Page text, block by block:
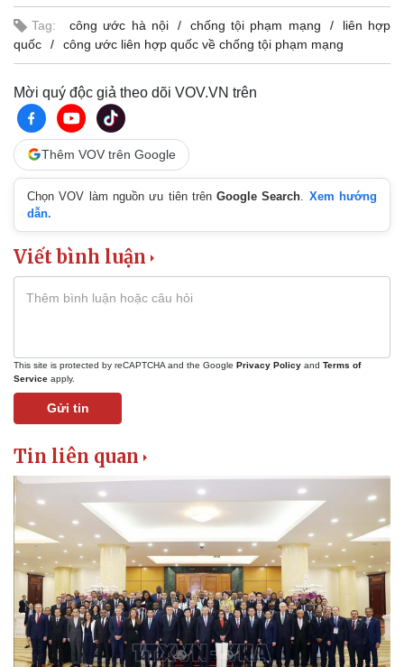
Tag: công ước hà nội chống tội phạm mạng
liên hợp
quốc
công ước liên hợp quốc về chống tội phạm mạng
Mời quý độc giả theo dõi VOV.VN trên
Thêm VOV trên Google
Chọn VOV làm nguồn ưu tiên trênGoogle Search
Xem hướng
dẫn.
Viết bình luận
This site is protected by reCAPTCHA and the Google Privacy Policy and Terms of
Service apply.
Gửi tin
Tin liên quan